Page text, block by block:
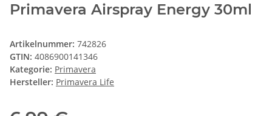
Primavera Airspray Energy 30ml
Artikelnummer: 742826
GTIN: 4086900141346
Kategorie: Primavera
Hersteller: Primavera Life